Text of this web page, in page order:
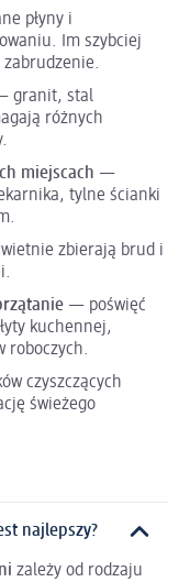
płyny i
Im szybciej
granit, stal
różnych
miejscach —
tylne ścianki
zbierają brud i
— poświęć
kuchennej,
roboczych.
czyszczących
świeżego
najlepszy?
zależy od rodzaju